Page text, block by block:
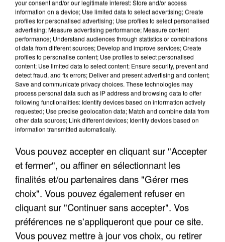
APRÈS TOUTES CES CANICULES, LES REFUGES
DE FAUNE SAUVAGE SONT...
your consent and/or our legitimate interest: Store and/or access
information on a device; Use limited data to select advertising; Create
profiles for personalised advertising; Use profiles to select personalised
advertising; Measure advertising performance; Measure content
performance; Understand audiences through statistics or combinations
of data from different sources; Develop and improve services; Create
profiles to personalise content; Use profiles to select personalised
content; Use limited data to select content; Ensure security, prevent and
detect fraud, and fix errors; Deliver and present advertising and content;
Save and communicate privacy choices. These technologies may
process personal data such as IP address and browsing data to offer
following functionalities: Identify devices based on information actively
requested; Use precise geolocation data; Match and combine data from
other data sources; Link different devices; Identify devices based on
information transmitted automatically.
Vous pouvez accepter en cliquant sur "Accepter
et fermer", ou affiner en sélectionnant les
finalités et/ou partenaires dans "Gérer mes
choix". Vous pouvez également refuser en
cliquant sur "Continuer sans accepter". Vos
préférences ne s'appliqueront que pour ce site.
Vous pouvez mettre à jour vos choix, ou retirer